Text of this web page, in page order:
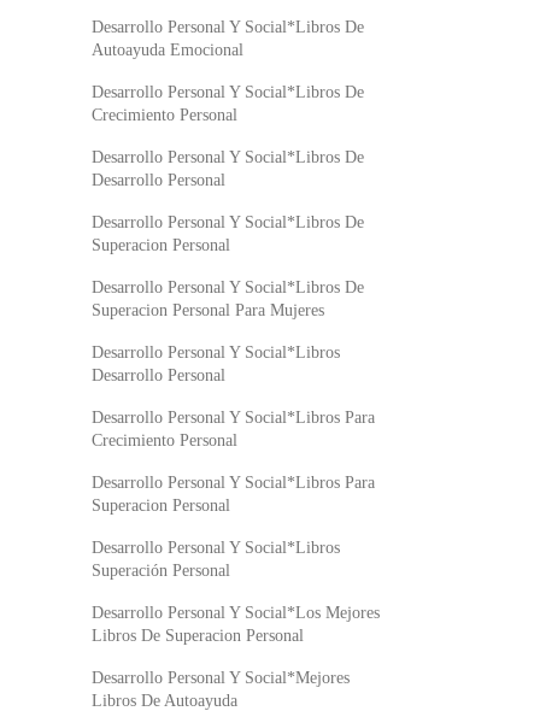
Desarrollo Personal Y Social*Libros De
Autoayuda Emocional
Desarrollo Personal Y Social*Libros De
Crecimiento Personal
Desarrollo Personal Y Social*Libros De
Desarrollo Personal
Desarrollo Personal Y Social*Libros De
Superacion Personal
Desarrollo Personal Y Social*Libros De
Superacion Personal Para Mujeres
Desarrollo Personal Y Social*Libros
Desarrollo Personal
Desarrollo Personal Y Social*Libros Para
Crecimiento Personal
Desarrollo Personal Y Social*Libros Para
Superacion Personal
Desarrollo Personal Y Social*Libros
Superación Personal
Desarrollo Personal Y Social*Los Mejores
Libros De Superacion Personal
Desarrollo Personal Y Social*Mejores
Libros De Autoayuda